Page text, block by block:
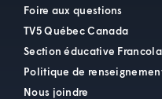
Foire aux questions
TV5 Québec Canada
Section éducative
Politique de
Nous joindre